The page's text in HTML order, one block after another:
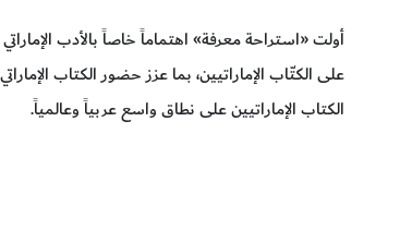
أولت «استراحة معرفة» اهتماماً خاصاً بالأدب
على الكتّاب الإماراتيين، بما عزز حضور الكتاب
الكتاب الإماراتيين على نطاق واسع عربياً وعالمياً.